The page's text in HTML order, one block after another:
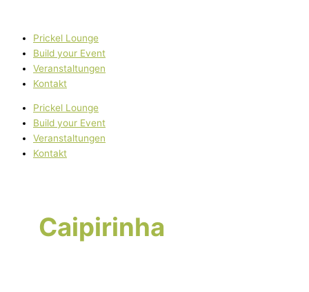
springenPrickel Lounge
Build your Event
Veranstaltungen
Kontakt
Prickel Lounge
Build your Event
Veranstaltungen
Kontakt
Caipirinha